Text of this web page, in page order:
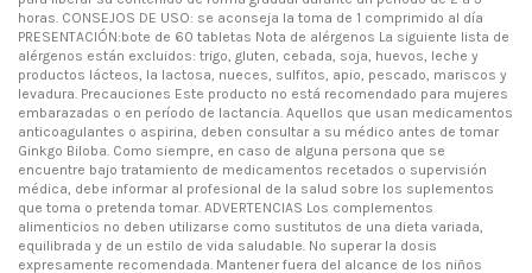
horas. CONSEJOS DE USO: se aconseja la toma de 1 comprimido al día
PRESENTACIÓN:bote de 60 tabletas Nota de alérgenos La siguiente lista de
alérgenos están excluidos: trigo, gluten, cebada, soja, huevos, leche y
productos lácteos, la lactosa, nueces, sulfitos, apio, pescado, mariscos y
levadura. Precauciones Este producto no está recomendado para mujeres
embarazadas o en período de lactancia. Aquellos que usan medicamentos
anticoagulantes o aspirina, deben consultar a su médico antes de tomar
Ginkgo Biloba. Como siempre, en caso de alguna persona que se
encuentre bajo tratamiento de medicamentos recetados o supervisión
médica, debe informar al profesional de la salud sobre los suplementos
que toma o pretenda tomar. ADVERTENCIAS Los complementos
alimenticios no deben utilizarse como sustitutos de una dieta variada,
equilibrada y de un estilo de vida saludable. No superar la dosis
expresamente recomendada. Mantener fuera del alcance de los niños